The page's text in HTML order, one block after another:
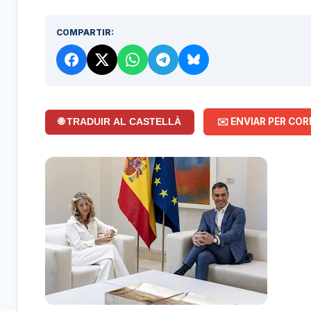
COMPARTIR:
🌐 TRADUIR AL CASTELLÀ ✉️ ENVIAR PER